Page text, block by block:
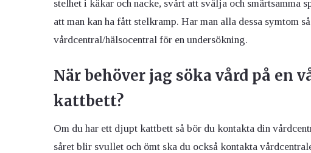
stelhet i käkar och nacke, svårt att svälja och smärtsamma
att man kan ha fått stelkramp. Har man alla dessa symtom
vårdcentral/hälsocentral för en undersökning.
När behöver jag söka vård på en
kattbett?
Om du har ett djupt kattbett så bör du kontakta din
såret blir svullet och ömt ska du också kontakta